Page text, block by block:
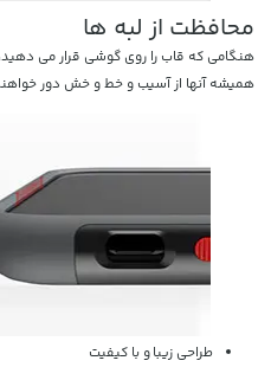
محافظت از لبه ها
هنگامی که قاب را روی گوشی قرار می
همیشه آنها از آسیب و خط و خش دور
طراحی زیبا و با کیفیت